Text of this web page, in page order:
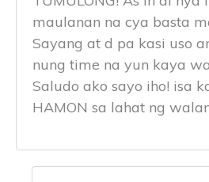
maulanan na cya basta
Sayang at d pa kasi uso
nung time na yun kaya
Saludo ako sayo iho! isa
HAMON sa lahat ng